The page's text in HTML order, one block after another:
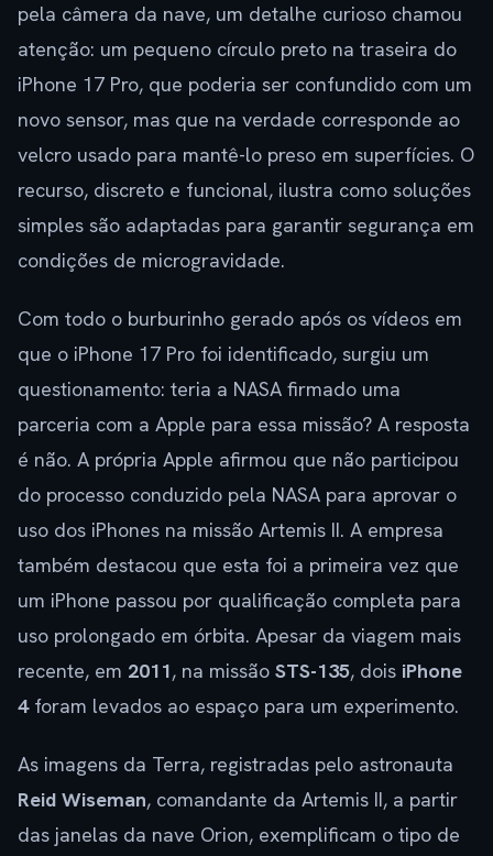
pela câmera da nave, um detalhe curioso chamou
atenção: um pequeno círculo preto na traseira do
iPhone 17 Pro, que poderia ser confundido com um
novo sensor, mas que na verdade corresponde ao
velcro usado para mantê-lo preso em superfícies. O
recurso, discreto e funcional, ilustra como soluções
simples são adaptadas para garantir segurança em
condições de microgravidade.
Com todo o burburinho gerado após os vídeos em
que o iPhone 17 Pro foi identificado, surgiu um
questionamento: teria a NASA firmado uma
parceria com a Apple para essa missão? A resposta
é não. A própria Apple afirmou que não participou
do processo conduzido pela NASA para aprovar o
uso dos iPhones na missão Artemis II. A empresa
também destacou que esta foi a primeira vez que
um iPhone passou por qualificação completa para
uso prolongado em órbita. Apesar da viagem mais
recente, em 2011, na missão STS-135, dois iPhone
4foram levados ao espaço para um experimento.
As imagens da Terra, registradas pelo astronauta
Reid Wiseman, comandante da Artemis II, a partir
das janelas da nave Orion, exemplificam o tipo de